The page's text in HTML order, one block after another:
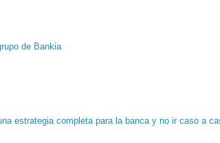
de Bankia
estrategia completa para la banca y no ir caso a